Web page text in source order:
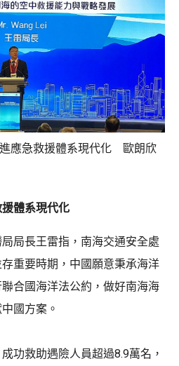
應急救援體系現代化 歐朗欣
體系現代化
局長王雷指，南海交通安全處
重要時期，中國願意秉承海洋
合國海洋法公約，做好南海海
國方案。
功救助遇險人員超過8.9萬名，